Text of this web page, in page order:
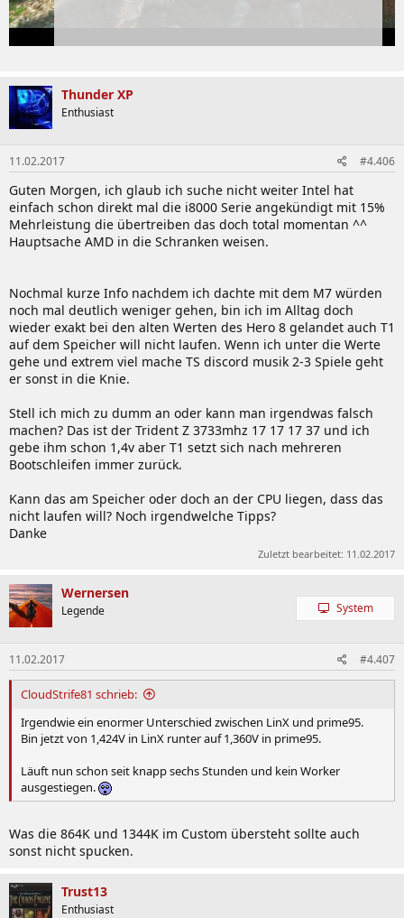
Thunder XP
Enthusiast
11.02.2017 #4.406
Guten Morgen, ich glaub ich suche nicht weiter Intel hat
einfach schon direkt mal die i8000 Serie angekündigt mit 15%
Mehrleistung die übertreiben das doch total momentan ^^
Hauptsache AMD in die Schranken weisen.
Nochmal kurze Info nachdem ich dachte mit dem M7 würden
noch mal deutlich weniger gehen, bin ich im Alltag doch
wieder exakt bei den alten Werten des Hero 8 gelandet auch T1
auf dem Speicher will nicht laufen. Wenn ich unter die Werte
gehe und extrem viel mache TS discord musik 2-3 Spiele geht
er sonst in die Knie.
Stell ich mich zu dumm an oder kann man irgendwas falsch
machen? Das ist der Trident Z 3733mhz 17 17 17 37 und ich
gebe ihm schon 1,4v aber T1 setzt sich nach mehreren
Bootschleifen immer zurück.
Kann das am Speicher oder doch an der CPU liegen, dass das
nicht laufen will? Noch irgendwelche Tipps?
Danke
Zuletzt bearbeitet: 11.02.2017
Wernersen
Legende System
11.02.2017 #4.407
CloudStrife81 schrieb:
Irgendwie ein enormer Unterschied zwischen LinX und prime95.
Bin jetzt von 1,424V in LinX runter auf 1,360V in prime95.
Läuft nun schon seit knapp sechs Stunden und kein Worker
ausgestiegen.
Was die 864K und 1344K im Custom übersteht sollte auch
sonst nicht spucken.
Trust13
Enthusiast